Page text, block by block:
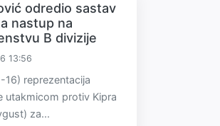
odredio sastav
nastup na
B divizije
13:56
16) reprezentacija
utakmicom protiv Kipra
za...